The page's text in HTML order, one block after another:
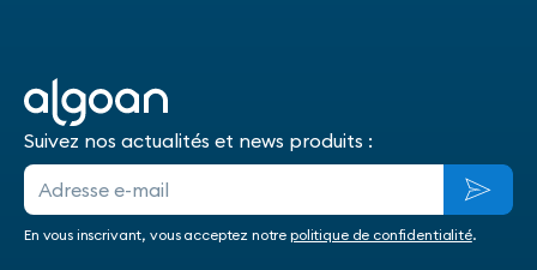
Suivez nos actualités et news produits :
En vous inscrivant, vous acceptez notrepolitique de confidentialité.